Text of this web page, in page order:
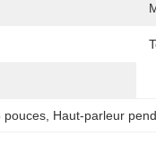
pouces Haut-parleur